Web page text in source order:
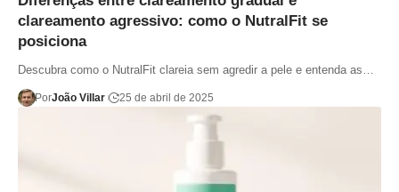
clareamento agressivo: como o NutralFit se
posiciona
Descubra como o NutralFit clareia sem agredir a pele e entenda as…
PorJoão Villar 25 de abril de 2025